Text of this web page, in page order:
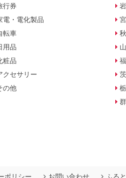
行券
電・電化製品
転車
用品
粧品
クセサリー
の他